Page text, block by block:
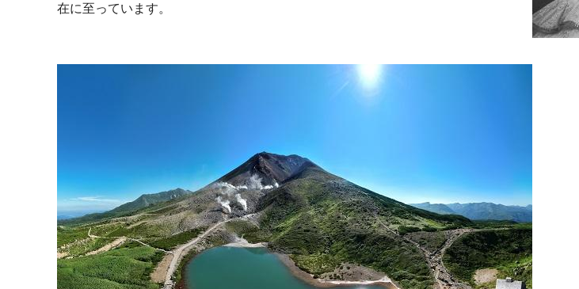
在に至っています。